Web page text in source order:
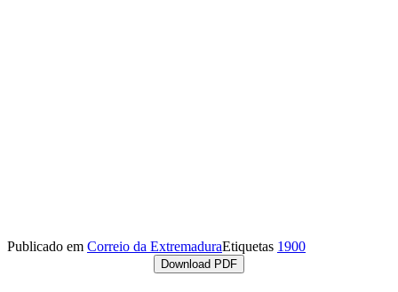
Publicado em Correio da ExtremaduraEtiquetas 1900
Download PDF